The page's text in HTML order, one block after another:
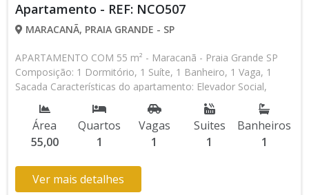
Apartamento - REF: NCO507
MARACANÃ, PRAIA GRANDE - SP
APARTAMENTO COM 55 m² - Maracanã - Praia Grande SP
Composição: 1 Dormitório, 1 Suíte, 1 Banheiro, 1 Vaga, 1
Sacada Características do apartamento: Elevador Social,
Elevador de Serviço, Acessibilidade, Portão Automático,
Interfone, Água Individual, Gás Encanado, Piscina, Salão de
Festas, Espaço Kids, Espaço Gourmet, Academia,
Churrasqueira, Predio Frente Mar Aceita Financiamento
sem prévio aviso. Favor verificar entrando em contato com
nossa equipe
Área
55,00
Quartos
1
Vagas
1
Suites
1
Banheiros
1
Ver mais detalhes